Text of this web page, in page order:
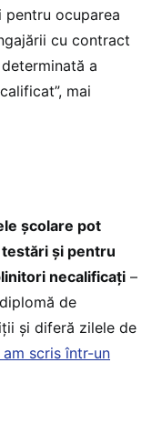
pentru ocuparea
cu contract
a
mai
școlare pot
și pentru
necalificați –
de
și diferă zilele de
scris într-un